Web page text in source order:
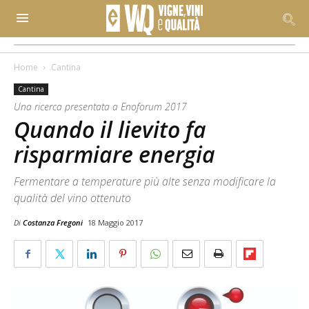
Home Cantina
Cantina
Una ricerca presentata a Enoforum 2017
Quando il lievito fa
risparmiare energia
Fermentare a temperature più alte senza modificare la
qualità del vino ottenuto
Di Costanza Fregoni 18 Maggio 2017